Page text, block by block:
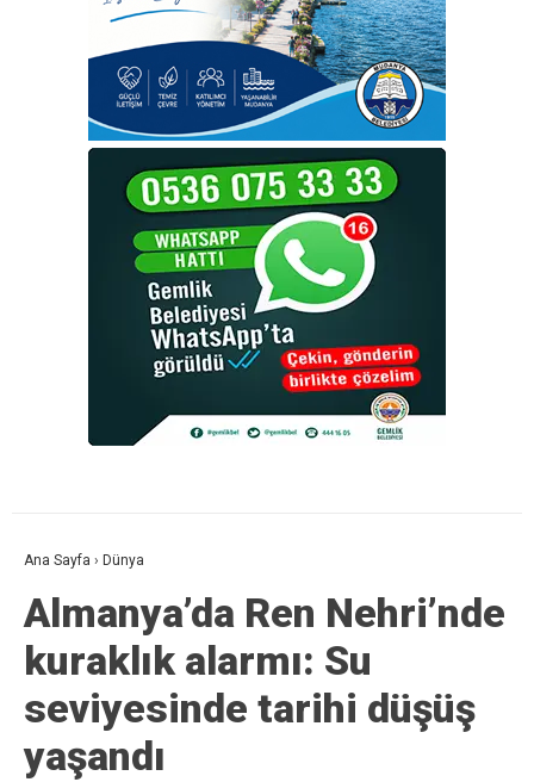
Ana Sayfa › Dünya
Almanya’da Ren Nehri’nde
kuraklık alarmı: Su
seviyesinde tarihi düşüş
yaşandı